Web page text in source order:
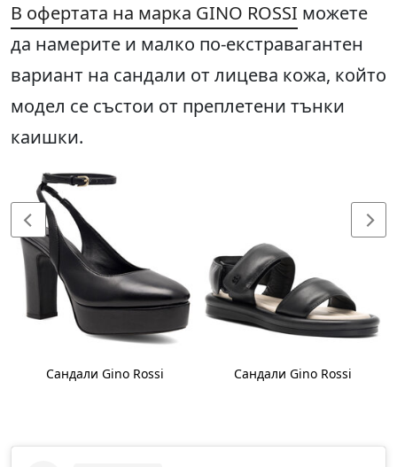
В офертата на марка GINO ROSSI можете
да намерите и малко по-екстравагантен
вариант на сандали от лицева кожа, който
модел се състои от преплетени тънки
каишки.
Сандали Gino Rossi Сандали Gino Rossi